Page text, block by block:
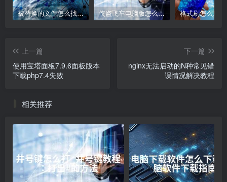
被替换的文件怎么找回(文件找回新方法) 侠盗飞车电脑版怎么下载;侠盗飞车电脑版下载指南
上一篇
使用宝塔面板7.9.6面板版本
下载php7.4失败
下一篇
nginx无法启动的N种常见错
误情况解决教程
相关推荐